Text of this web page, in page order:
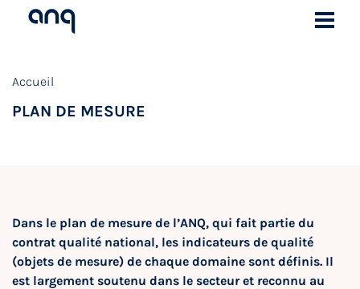
Accueil
PLAN DE MESURE
Dans le plan de mesure de l’ANQ, qui fait partie du
contrat qualité national, les indicateurs de qualité
(objets de mesure) de chaque domaine sont définis. Il
est largement soutenu dans le secteur et reconnu au